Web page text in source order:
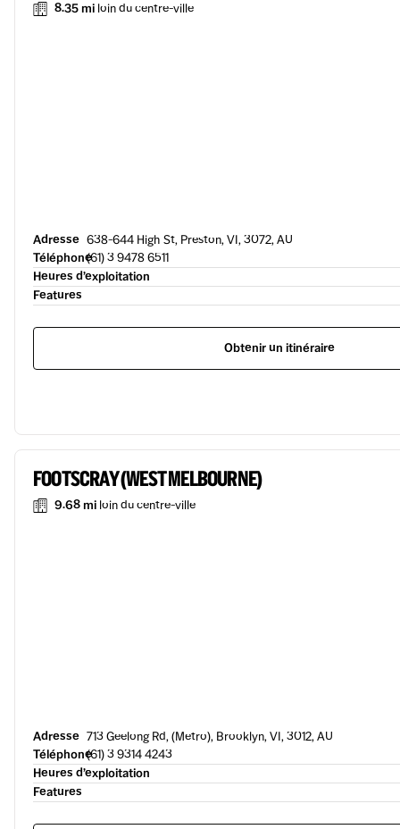
8.35 mi loin du centre-ville
Adresse 638-644 High St, Preston, VI, 3072, AU
Téléphone(61) 3 9478 6511
Heures d’exploitation
Features
Obtenir un itinéraire
FOOTSCRAY (WEST MELBOURNE)
9.68 mi loin du centre-ville
Adresse 713 Geelong Rd, (Metro), Brooklyn, VI, 3012, AU
Téléphone(61) 3 9314 4243
Heures d’exploitation
Features